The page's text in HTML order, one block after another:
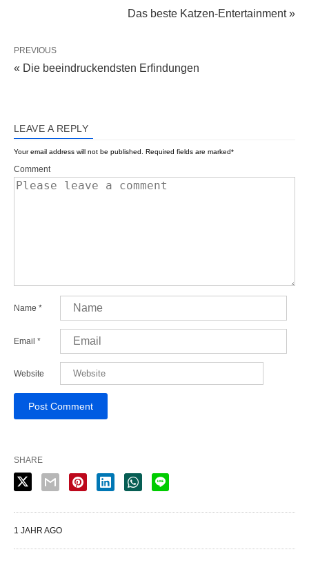
Das beste Katzen-Entertainment »
PREVIOUS
« Die beeindruckendsten Erfindungen
LEAVE A REPLY
Your email address will not be published. Required fields are marked*
Comment
Name *
Email *
Website
SHARE
1 JAHR AGO